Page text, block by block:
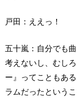
戸田：ええっ！
五十嵐：自分でも
考えないし、むし
ー』ってこともあ
ラムだったという